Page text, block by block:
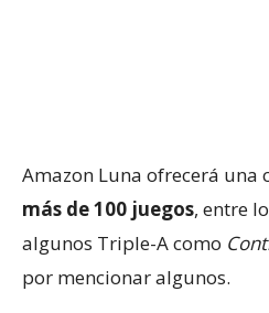
Amazon Luna ofrecerá una
más de 100 juegos, entre
algunos Triple-A como
por mencionar algunos.